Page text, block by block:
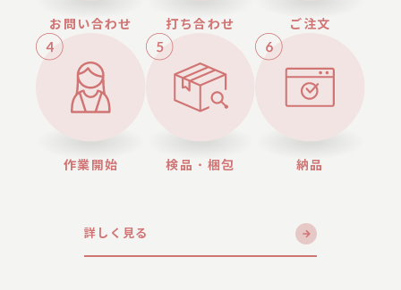
お問い合わせ 打ち合わせ ご注文
作業開始 検品・梱包 納品
詳しく見る